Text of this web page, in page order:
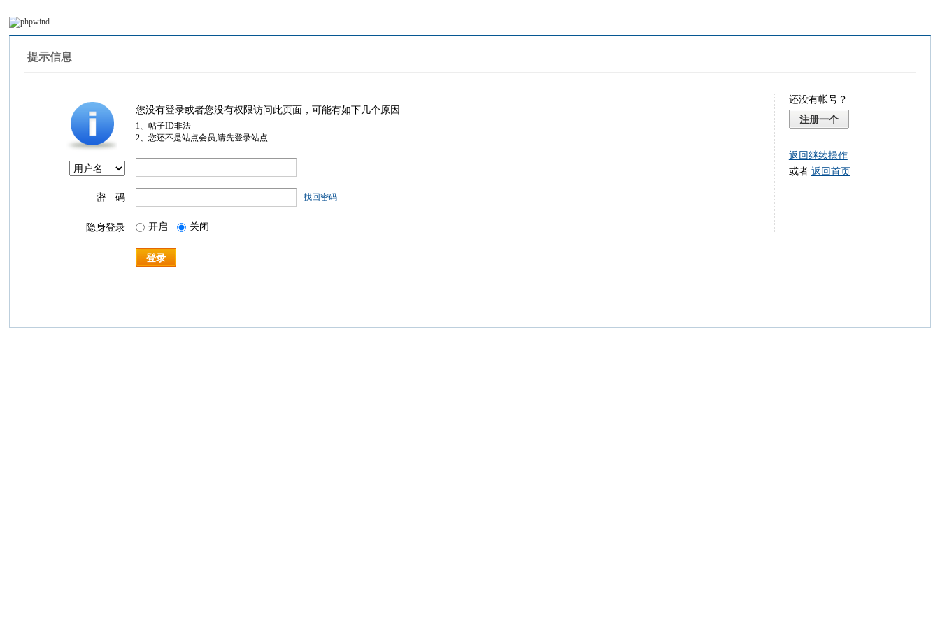
提示信息
您没有登录或者您没有权限访问此页面，可能有如下几个原因
1、帖子ID非法
2、您还不是站点会员,请先登录站点
密 码 找回密码
隐身登录 开启 关闭
登录
还没有帐号？
注册一个
返回继续操作
或者 返回首页